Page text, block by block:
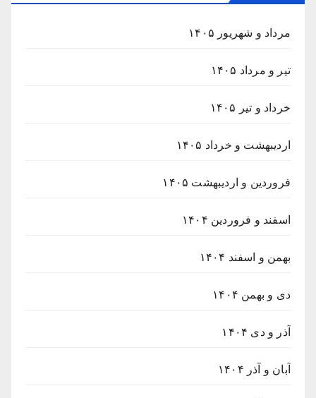
مرداد و شهریور ۱۴۰۵
تیر و مرداد ۱۴۰۵
خرداد و تیر ۱۴۰۵
اردیبهشت و خرداد ۱۴۰۵
فروردین و اردیبهشت ۱۴۰۵
اسفند و فروردین ۱۴۰۴
بهمن و اسفند ۱۴۰۴
دی و بهمن ۱۴۰۴
آذر و دی ۱۴۰۴
آبان و آذر ۱۴۰۴